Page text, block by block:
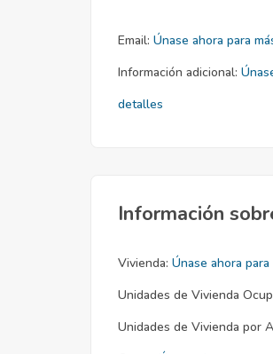
Email: Únase ahora para
Información adicional:
detalles
Información
Vivienda: Únase ahora
Unidades de Vivienda
Unidades de Vivienda por